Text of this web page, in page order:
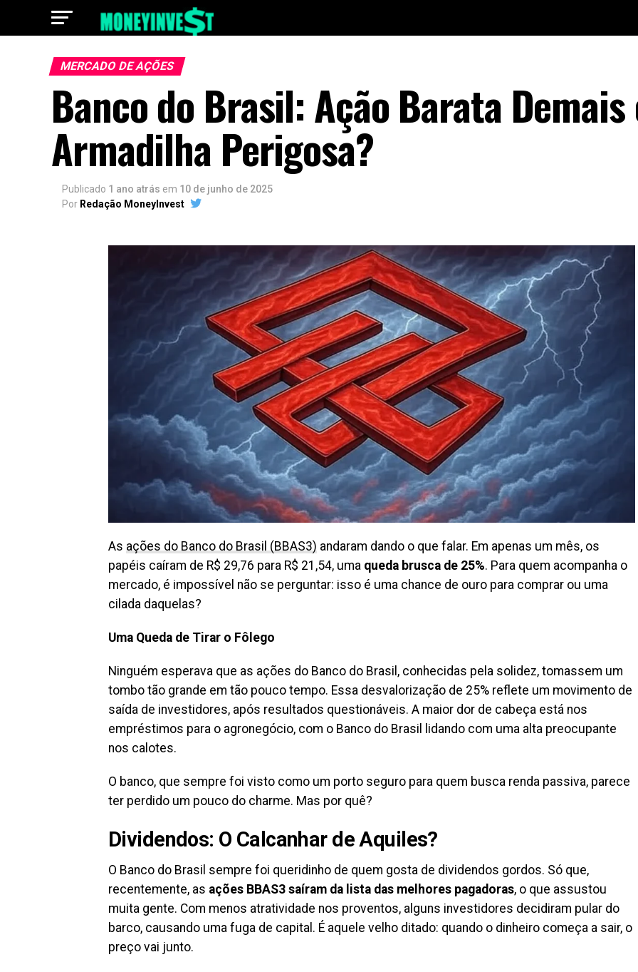
MERCADO DE AÇÕES
Banco do Brasil: Ação Barata Demais
Armadilha Perigosa?
Publicado 1 ano atrás em 10 de junho de 2025
Por Redação MoneyInvest
As ações do Banco do Brasil (BBAS3) andaram dando o que falar. Em apenas um mês, os
papéis caíram de R$ 29,76 para R$ 21,54, uma queda brusca de 25%. Para quem acompanha o
mercado, é impossível não se perguntar: isso é uma chance de ouro para comprar ou uma
cilada daquelas?
Uma Queda de Tirar o Fôlego
Ninguém esperava que as ações do Banco do Brasil, conhecidas pela solidez, tomassem um
tombo tão grande em tão pouco tempo. Essa desvalorização de 25% reflete um movimento de
saída de investidores, após resultados questionáveis. A maior dor de cabeça está nos
empréstimos para o agronegócio, com o Banco do Brasil lidando com uma alta preocupante
nos calotes.
O banco, que sempre foi visto como um porto seguro para quem busca renda passiva, parece
ter perdido um pouco do charme. Mas por quê?
Dividendos: O Calcanhar de Aquiles?
O Banco do Brasil sempre foi queridinho de quem gosta de dividendos gordos. Só que,
recentemente, as ações BBAS3 saíram da lista das melhores pagadoras, o que assustou
muita gente. Com menos atratividade nos proventos, alguns investidores decidiram pular do
barco, causando uma fuga de capital. É aquele velho ditado: quando o dinheiro começa a sair, o
preço vai junto.